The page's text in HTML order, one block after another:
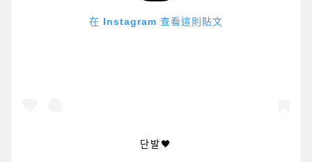
在 Instagram 查看這則貼文
단발🖤